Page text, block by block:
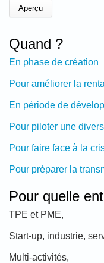
Quand ?
En phase de création
Pour améliorer la
En période de
Pour piloter une
Pour faire face à la
Pour préparer la
Pour quelle
TPE et PME,
Start-up, industrie,
Multi-activités,